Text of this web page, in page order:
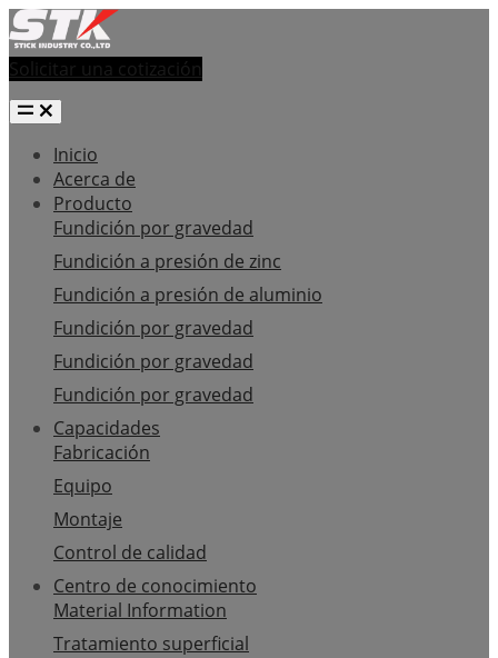
Solicitar una cotización
Inicio
Acerca de
Producto
Fundición por gravedad
Fundición a presión de zinc
Fundición a presión de aluminio
Fundición por gravedad
Fundición por gravedad
Fundición por gravedad
Capacidades
Fabricación
Equipo
Montaje
Control de calidad
Centro de conocimiento
Material Information
Tratamiento superficial